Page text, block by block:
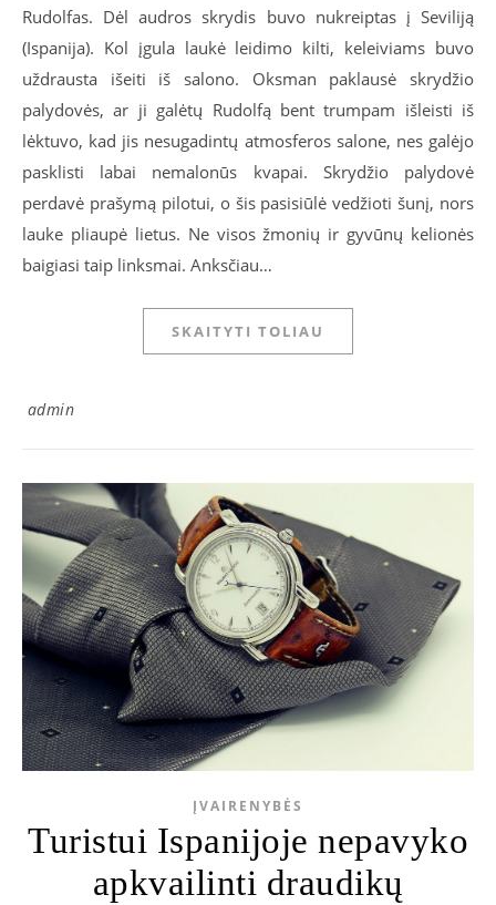
Rudolfas. Dėl audros skrydis buvo nukreiptas į Seviliją
(Ispanija). Kol įgula laukė leidimo kilti, keleiviams buvo
uždrausta išeiti iš salono. Oksman paklausė skrydžio
palydovės, ar ji galėtų Rudolfą bent trumpam išleisti iš
lėktuvo, kad jis nesugadintų atmosferos salone, nes galėjo
pasklisti labai nemalonūs kvapai. Skrydžio palydovė
perdavė prašymą pilotui, o šis pasisiūlė vedžioti šunį, nors
lauke pliaupė lietus. Ne visos žmonių ir gyvūnų kelionės
baigiasi taip linksmai. Anksčiau…
SKAITYTI TOLIAU
admin
ĮVAIRENYBĖS
Turistui Ispanijoje nepavyko
apkvailinti draudikų